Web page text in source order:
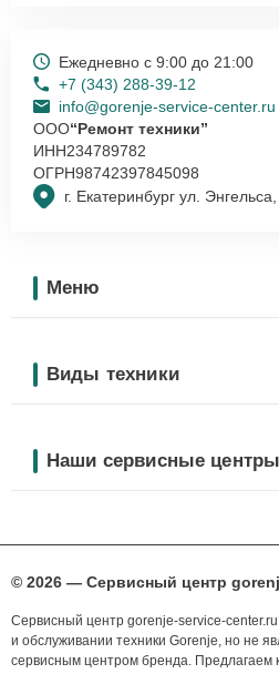
г. Екатеринбург ул.
Ежедневно с 9:00 до 21:00
+7 (343) 288-39-12
info@gorenje-service-center.ru
ООО“Ремонт техники”
ИНН234789782
ОГРН98742397845098
Меню
Виды техники
Наши сервисные центры
© 2026 — Сервисный центр
Сервисный центр gorenje-service-
и обслуживании техники Gorenje, но не
сервисным центром бренда. Предлагаем